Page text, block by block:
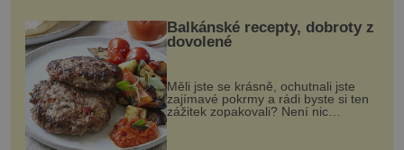
Balkánské recepty, dobroty z
dovolené
Měli jste se krásně, ochutnali jste
zajímavé pokrmy a rádi byste si ten
zážitek zopakovali? Není nic
snazšího. Pljeskavica (10 porcí)
Možná jste ji ochutnali na dovolené v